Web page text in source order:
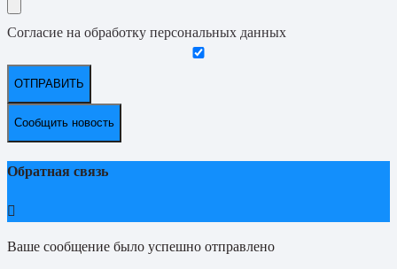
Согласие на обработку персональных данных
ОТПРАВИТЬ
Сообщить новость
Обратная связь
Ваше сообщение было успешно отправлено